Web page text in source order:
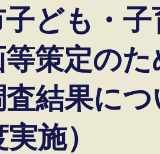
ども・
策定の
査結果に
施）